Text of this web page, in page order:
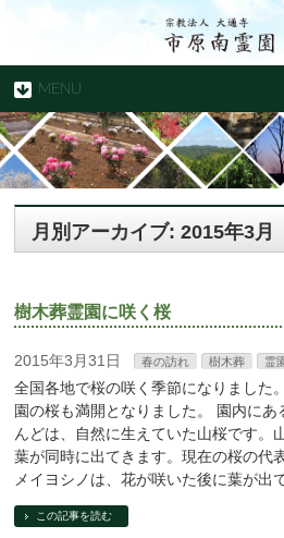
MENU
月別アーカイブ: 2015年3月
樹木葬霊園に咲く桜
2015年3月31日 春の訪れ 樹木葬 霊
全国各地で桜の咲く季節になりました
園の桜も満開となりました。 園内にあ
んどは、自然に生えていた山桜です。
葉が同時に出てきます。現在の桜の代
メイヨシノは、花が咲いた後に葉が出
この記事を読む